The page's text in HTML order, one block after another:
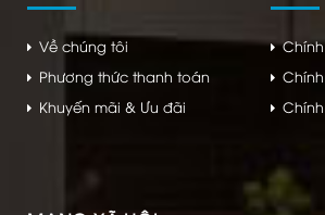
Về chúng tôi
Phương thức thanh toán
Khuyến mãi & Ưu đãi